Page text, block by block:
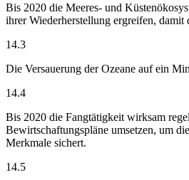
Bis 2020 die Meeres- und
ihrer Wiederherstellung ergreifen,
14.3
Die Versauerung der Ozeane auf ein
14.4
Bis 2020 die Fangtätigkeit wirksam
Bewirtschaftungspläne umsetzen, um
Merkmale sichert.
14.5